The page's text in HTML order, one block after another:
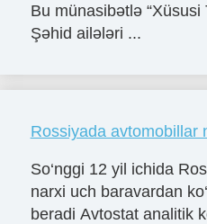
Bu münasibətlə “Xüsusi
Şəhid ailələri ...
Rossiyada avtomobillar
So‘nggi 12 yil ichida
narxi uch baravardan
beradi Avtostat analitik